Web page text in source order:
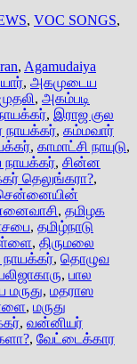
, VOC SONGS,
, Agamudaiya
, அகமுடைய
, அகம்படி
, இராஜ குல
நாயக்கர், கம்மவார்
, காமாட்சி நாயுடு,
நாயக்கர், சின்ன
தெலுங்கரா?,
, தமிழக
, தமிழ்நாடு
, திருமலை
, தொழுவ
, பால
மருது, மதராஸ
, மருது
, வன்னியர்
, வேட்டைக்கார